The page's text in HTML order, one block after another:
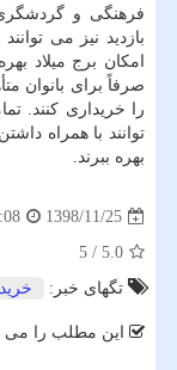
فرهنگی و گردشگری
بازدید نیز می
امكان برج میلاد
صرفاً برای بانوان
را خریداری كنند.
توانند با همراه
بهره ببرند.
1398/11/25
5.0
/
5
تگهای خبر:
خرید
این مطلب را می